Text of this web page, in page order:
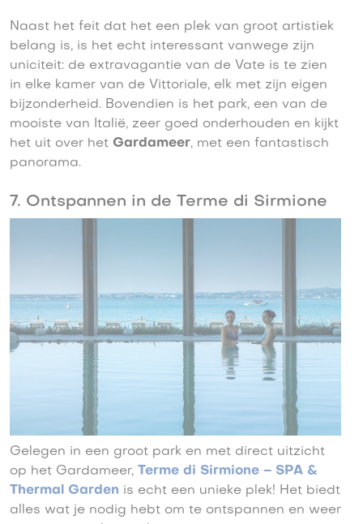
Naast het feit dat het een plek van groot artistiek
belang is, is het echt interessant vanwege zijn
uniciteit: de extravagantie van de Vate is te zien
in elke kamer van de Vittoriale, elk met zijn eigen
bijzonderheid. Bovendien is het park, een van de
mooiste van Italië, zeer goed onderhouden en kijkt
het uit over het Gardameer, met een fantastisch
panorama.
7. Ontspannen in de Terme di Sirmione
Gelegen in een groot park en met direct uitzicht
op het Gardameer, Terme di Sirmione – SPA &
Thermal Garden is echt een unieke plek! Het biedt
alles wat je nodig hebt om te ontspannen en weer